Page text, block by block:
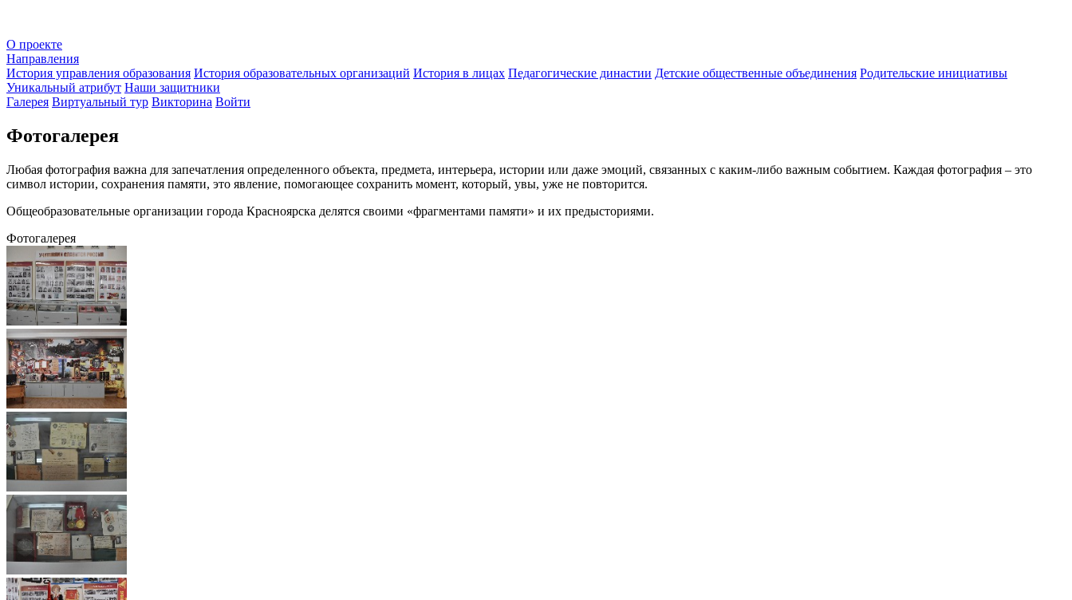
О проекте
Направления
История управления образования История образовательных организаций История в лицах Педагогические династии Детские общественные объединения Родительские инициативы
Уникальный атрибут Наши защитники
Галерея Виртуальный тур Викторина Войти
Фотогалерея
Любая фотография важна для запечатления определенного объекта, предмета, интерьера, истории или даже эмоций, связанных с каким-либо важным событием. Каждая фотография – это
символ истории, сохранения памяти, это явление, помогающее сохранить момент, который, увы, уже не повторится.
Общеобразовательные организации города Красноярска делятся своими «фрагментами памяти» и их предысториями.
Фотогалерея